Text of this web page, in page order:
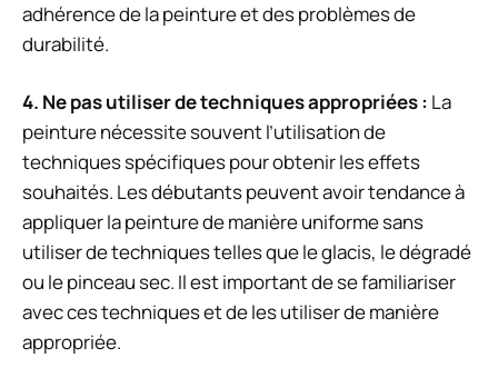
adhérence de la peinture et des problèmes de
durabilité.
4. Ne pas utiliser de techniques appropriées : La
peinture nécessite souvent l’utilisation de
techniques spécifiques pour obtenir les effets
souhaités. Les débutants peuvent avoir tendance à
appliquer la peinture de manière uniforme sans
utiliser de techniques telles que le glacis, le dégradé
ou le pinceau sec. Il est important de se familiariser
avec ces techniques et de les utiliser de manière
appropriée.